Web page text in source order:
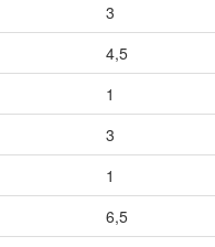
3
4,5
1
3
1
6,5